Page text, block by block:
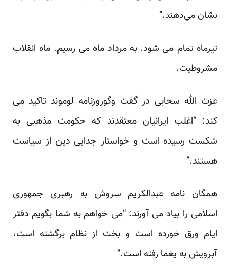
نشان می‌دهند.”
تیرماه تمام می شود. به مرداد ماه می رسیم. ماه انقلاب
مشروطیت.
عزت الله سحابی در گفت وگوروزنامه لوموند تاکید می
کند: “اغلب ایرانیان معتقدند که حکومت مذهبی به
شکست رسیده است و خواستار جدایی دین از سیاست
هستند.”
همگان نامه عبدالکریم سروش به رهبری جمهوری
اسلامی را بیاد می آورند: “می خواهم به شما بگویم دفتر
ایام ورق خورده است و بخت از نظام برگشته است،
آبرویش به یغما رفته است.”